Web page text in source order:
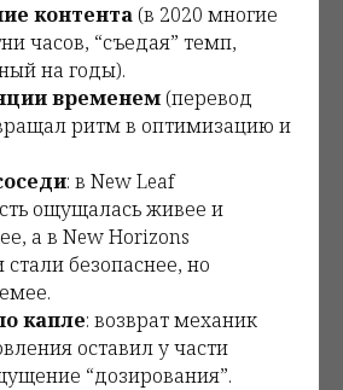
контента (в 2020 многие
часов, “съедая” темп,
на годы).
временем (перевод
ритм в оптимизацию и
: в New Leaf
ощущалась живее и
а в New Horizons
безопаснее, но
капле: возврат механик
оставил у части
“дозирования”.